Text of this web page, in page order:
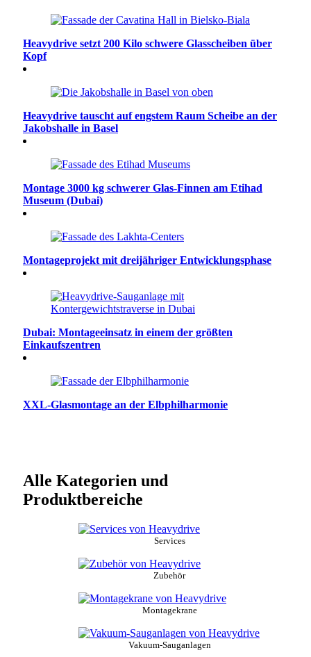
Heavydrive setzt 200 Kilo schwere Glasscheiben über
Kopf
Heavydrive tauscht auf engstem Raum Scheibe an der
Jakobshalle in Basel
Montage 3000 kg schwerer Glas-Finnen am Etihad
Museum (Dubai)
Montageprojekt mit dreijähriger Entwicklungsphase
Dubai: Montageeinsatz in einem der größten
Einkaufszentren
XXL-Glasmontage an der Elbphilharmonie
Alle Kategorien und
Produktbereiche
Services
Zubehör
Montagekrane
Vakuum-Sauganlagen